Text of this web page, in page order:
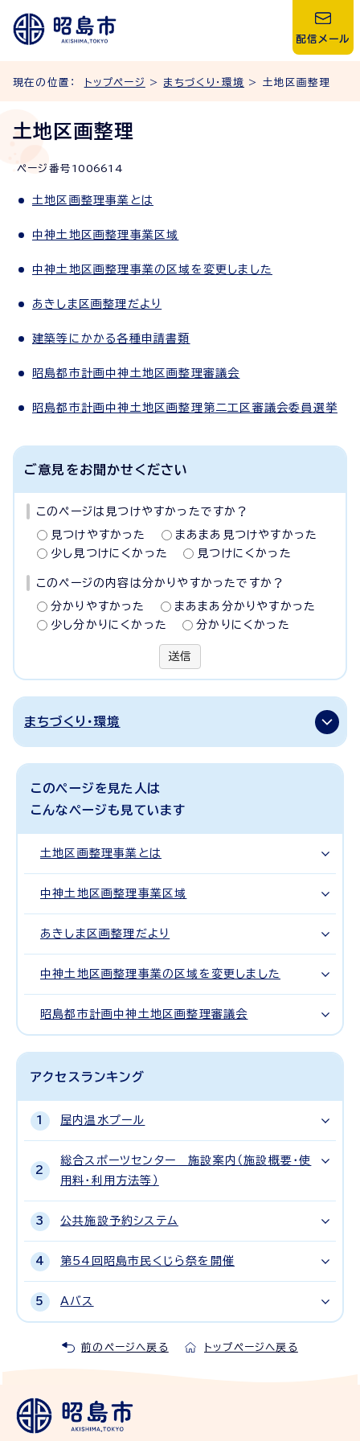
配信メール
現在の位置： トップページ > まちづくり・環境 > 土地区画整理
土地区画整理
ページ番号 1006614
土地区画整理事業とは
中神土地区画整理事業区域
中神土地区画整理事業の区域を変更しました
あきしま区画整理だより
建築等にかかる各種申請書類
昭島都市計画中神土地区画整理審議会
昭島都市計画中神土地区画整理第二工区審議会委員選挙
ご意見をお聞かせください
このページは見つけやすかったですか？
見つけやすかった
まあまあ見つけやすかった
少し見つけにくかった
見つけにくかった
このページの内容は分かりやすかったですか？
分かりやすかった
まあまあ分かりやすかった
少し分かりにくかった
分かりにくかった
送信
まちづくり・環境
このページを見た人は
こんなページも見ています
土地区画整理事業とは
中神土地区画整理事業区域
あきしま区画整理だより
中神土地区画整理事業の区域を変更しました
昭島都市計画中神土地区画整理審議会
アクセスランキング
屋内温水プール
総合スポーツセンター 施設案内（施設概要・使
用料・利用方法等）
公共施設予約システム
第54回昭島市民くじら祭を開催
Aバス
前のページへ戻る トップページへ戻る